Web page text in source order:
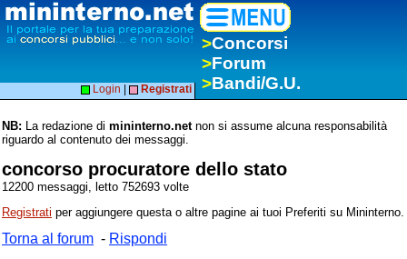
>Concorsi
>Forum
>Bandi/G.U.
Login Registrati
NB: La redazione di mininterno.netnon si assume alcuna responsabilità
riguardo al contenuto dei messaggi.
concorso procuratore dello stato
12200 messaggi, letto 752693 volte
Registrati per aggiungere questa o altre pagine ai tuoi Preferiti su Mininterno.
Torna al forum - Rispondi